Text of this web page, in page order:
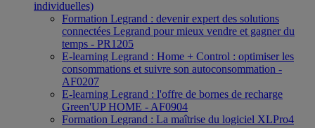
individuelles)
Formation Legrand : devenir expert des solutions
connectées Legrand pour mieux vendre et gagner du
temps - PR1205
E-learning Legrand : Home + Control : optimiser les
consommations et suivre son autoconsommation -
AF0207
E-learning Legrand : l'offre de bornes de recharge
Green'UP HOME - AF0904
Formation Legrand : La maîtrise du logiciel XLPro4